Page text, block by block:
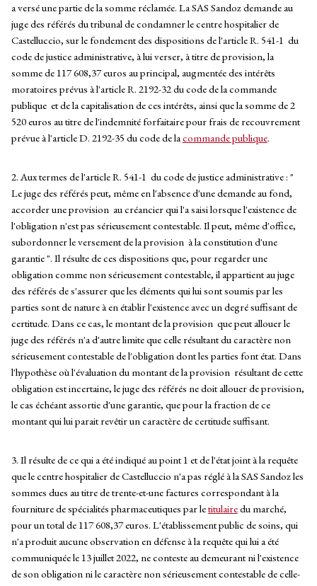
a versé une partie de la somme réclamée. La SAS Sandoz demande au
juge des référés du tribunal de condamner le centre hospitalier de
Castelluccio, sur le fondement des dispositions de l'article R. 541-1 du
code de justice administrative, à lui verser, à titre de provision, la
somme de 117 608,37 euros au principal, augmentée des intérêts
moratoires prévus à l'article R. 2192-32 du code de la commande
publique et de la capitalisation de ces intérêts, ainsi que la somme de 2
520 euros au titre de l'indemnité forfaitaire pour frais de recouvrement
prévue à l'article D. 2192-35 du code de lacommande publique.
2. Aux termes de l'article R. 541-1 du code de justice administrative : "
Le juge des référés peut, même en l'absence d'une demande au fond,
accorder une provision au créancier qui l'a saisi lorsque l'existence de
l'obligation n'est pas sérieusement contestable. Il peut, même d'office,
subordonner le versement de la provision à la constitution d'une
garantie ". Il résulte de ces dispositions que, pour regarder une
obligation comme non sérieusement contestable, il appartient au juge
des référés de s'assurer que les éléments qui lui sont soumis par les
parties sont de nature à en établir l'existence avec un degré suffisant de
certitude. Dans ce cas, le montant de la provision que peut allouer le
juge des référés n'a d'autre limite que celle résultant du caractère non
sérieusement contestable de l'obligation dont les parties font état. Dans
l'hypothèse où l'évaluation du montant de la provision résultant de cette
obligation est incertaine, le juge des référés ne doit allouer de provision,
le cas échéant assortie d'une garantie, que pour la fraction de ce
montant qui lui parait revêtir un caractère de certitude suffisant.
3. Il résulte de ce qui a été indiqué au point 1 et de l'état joint à la requête
que le centre hospitalier de Castelluccio n'a pas réglé à la SAS Sandoz les
sommes dues au titre de trente-et-une factures correspondant à la
fourniture de spécialités pharmaceutiques par letitulairedu marché,
pour un total de 117 608,37 euros. L'établissement public de soins, qui
n'a produit aucune observation en défense à la requête qui lui a été
communiquée le 13 juillet 2022, ne conteste au demeurant ni l'existence
de son obligation ni le caractère non sérieusement contestable de celle-